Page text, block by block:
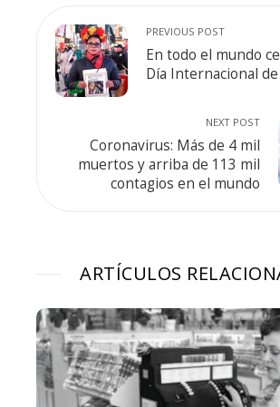
PREVIOUS POST
En todo el mundo
Día Internacional
NEXT POST
Coronavirus: Más de 4 mil
muertos y arriba de 113 mil
contagios en el mundo
ARTÍCULOS